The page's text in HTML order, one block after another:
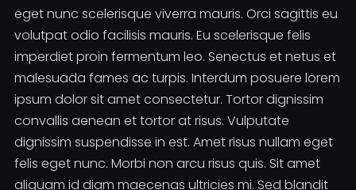
eget nunc scelerisque viverra mauris. Orci sagittis eu
volutpat odio facilisis mauris. Eu scelerisque felis
imperdiet proin fermentum leo. Senectus et netus et
malesuada fames ac turpis. Interdum posuere lorem
ipsum dolor sit amet consectetur. Tortor dignissim
convallis aenean et tortor at risus. Vulputate
dignissim suspendisse in est. Amet risus nullam eget
felis eget nunc. Morbi non arcu risus quis. Sit amet
aliquam id diam maecenas ultricies mi. Sed blandit